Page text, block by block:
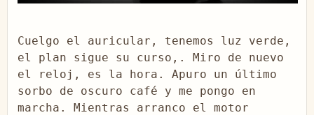
Cuelgo el auricular, tenemos luz verde,
el plan sigue su curso,. Miro de nuevo
el reloj, es la hora. Apuro un último
sorbo de oscuro café y me pongo en
marcha. Mientras arranco el motor